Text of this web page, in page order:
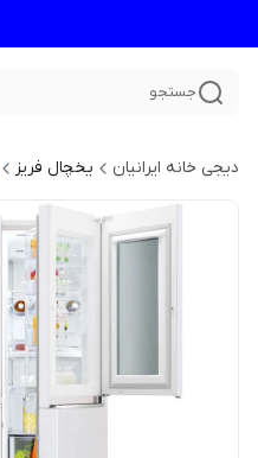
جستجو
دیجی خانه ایرانیان یخچال فریز